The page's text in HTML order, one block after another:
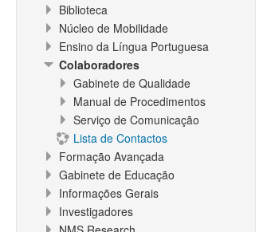
Biblioteca
Núcleo de Mobilidade
Ensino da Língua Portuguesa
Colaboradores
Gabinete de Qualidade
Manual de Procedimentos
Serviço de Comunicação
Lista de Contactos
Formação Avançada
Gabinete de Educação
Informações Gerais
Investigadores